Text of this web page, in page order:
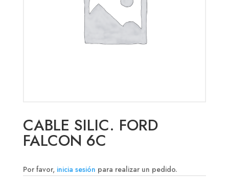
CABLE SILIC. FORD
FALCON 6C
Por favor, inicia sesión para realizar un pedido.